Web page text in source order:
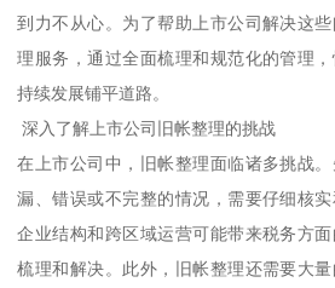
到力不从心。为了帮助上市公司解决这
理服务，通过全面梳理和规范化的管理
持续发展铺平道路。
深入了解上市公司旧帐整理的挑战
在上市公司中，旧帐整理面临诸多挑战
漏、错误或不完整的情况，需要仔细核
企业结构和跨区域运营可能带来税务方
梳理和解决。此外，旧帐整理还需要大